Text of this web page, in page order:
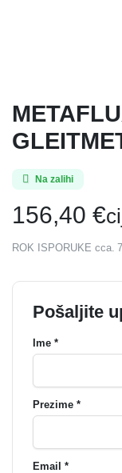
Na zalihi
156,40 €
ROK ISPORUKE cca.
Pošaljite
Ime *
Prezime *
Email *